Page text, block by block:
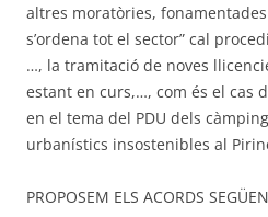
altres moratòries,
s’ordena tot el sector” cal
…, la tramitació de noves
estant en curs,…, com és el cas
en el tema del PDU dels
urbanístics insostenibles al
PROPOSEM ELS ACORDS